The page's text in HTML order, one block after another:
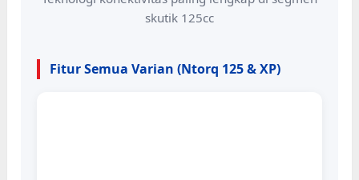
skutik 125cc
Fitur Semua Varian (Ntorq 125 & XP)